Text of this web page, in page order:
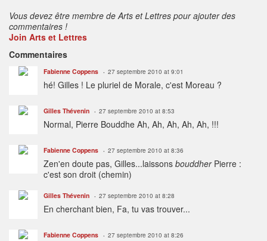
Vous devez être membre de Arts et Lettres pour ajouter des
commentaires !
Join Arts et Lettres
Commentaires
Fabienne Coppens 27 septembre 2010 at 9:01
hé! Gilles ! Le pluriel de Morale, c'est Moreau ?
Gilles Thévenin 27 septembre 2010 at 8:53
Normal, Pierre Bouddhe Ah, Ah, Ah, Ah, Ah, !!!
Fabienne Coppens 27 septembre 2010 at 8:36
Zen'en doute pas, Gilles...laissons bouddherPierre :
c'est son droit (chemin)
Gilles Thévenin 27 septembre 2010 at 8:28
En cherchant bien, Fa, tu vas trouver...
Fabienne Coppens 27 septembre 2010 at 8:26